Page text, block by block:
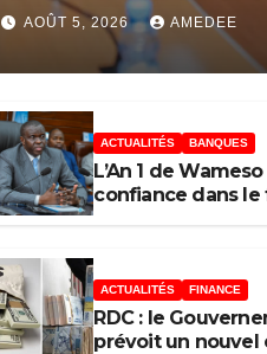
avec le Corps
scientifique de
l’UDPS/
sur les grands
enjeux de
la RDC
AOÛT 5, 2026 AMEDEE
ACTUALITÉS BANQUES
L’An 1 de
confiance dans le
toujours au point
ACTUALITÉS FINANCE
RDC : le
prévoit un nouvel